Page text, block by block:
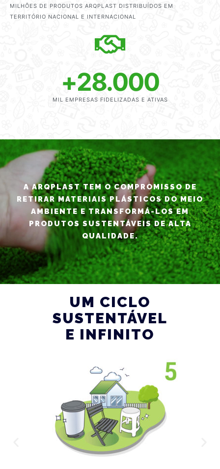
MILHÕES DE PRODUTOS ARQPLAST DISTRIBUÍDOS EM
TERRITÓRIO NACIONAL E INTERNACIONAL
MIL EMPRESAS FIDELIZADAS E ATIVAS
+28.000
A ARQPLAST TEM O COMPROMISSO DE
RETIRAR MATERIAIS PLÁSTICOS DO MEIO
AMBIENTE E TRANSFORMÁ-LOS EM
PRODUTOS SUSTENTÁVEIS DE ALTA
QUALIDADE.
UM CICLO
SUSTENTÁVEL
E INFINITO